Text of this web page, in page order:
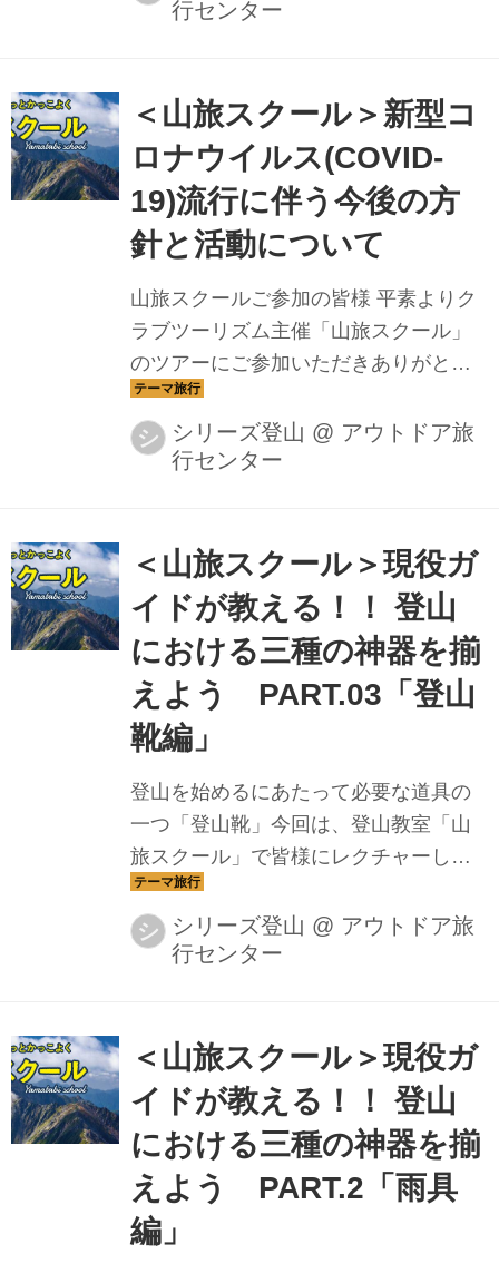
ド陣がレクチャーしていきます
行センター
＜山旅スクール＞新型コ
ロナウイルス(COVID-
19)流行に伴う今後の方
針と活動について
山旅スクールご参加の皆様 平素よりク
ラブツーリズム主催「山旅スクール」
のツアーにご参加いただきありがとう
ございます。 今回のブログにおいては
以下の内容について記載しております
今期の山旅スクールカリキュラムにつ
います。 現状では、新型コロナウイル
ス（COVID-19）に対してあまりにもリ
スクが多いため、 今期の山旅スクール
カリキュラムでの活動は不可能と判断
しました。 山旅スクールの活動は山旅
スクール生の安全が第一と考えての、
ガイド・スタッフ一同の判断となりま
す。何卒、ご理解ご了承のほどお願い
申し上げます。 今後のカリキュ...
シ シリーズ登山 @ アウトドア旅
行センター
＜山旅スクール＞現役ガ
イドが教える！！ 登山
における三種の神器を揃
えよう PART.03「登山
靴編」
登山を始めるにあたって必要な道具の
一つ「登山靴」今回は、登山教室「山
旅スクール」で皆様にレクチャーして
いるザック購入のポイントをわかりや
すく解説します今回、紹介していただ
くのは 塙 周一 ガイドです
シ シリーズ登山 @ アウトドア旅
行センター
＜山旅スクール＞現役ガ
イドが教える！！ 登山
における三種の神器を揃
えよう PART.2「雨具
編」